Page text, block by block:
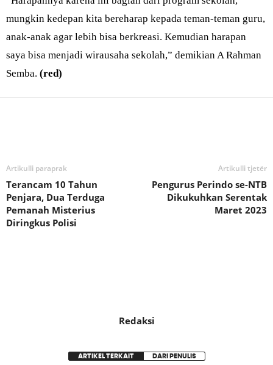
mungkin kedepan kita bereharap kepada teman-teman guru,
anak-anak agar lebih bisa berkreasi. Kemudian harapan
saya bisa menjadi wirausaha sekolah,” demikian A Rahman
Semba. (red)
Artikulli paraprak
Terancam 10 Tahun
Penjara, Dua Terduga
Pemanah Misterius
Diringkus Polisi
Artikulli tjetër
Pengurus Perindo se-NTB
Dikukuhkan Serentak
Maret 2023
Redaksi
ARTIKEL TERKAIT DARI PENULIS